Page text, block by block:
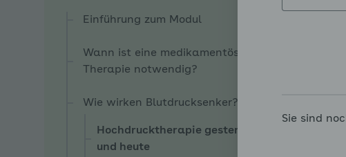
Sie sind
Einführung zum Modul
Wann ist eine medikamentöse
Therapie notwendig?
Wie wirken Blutdrucksenker?
Hochdrucktherapie gestern
und heute